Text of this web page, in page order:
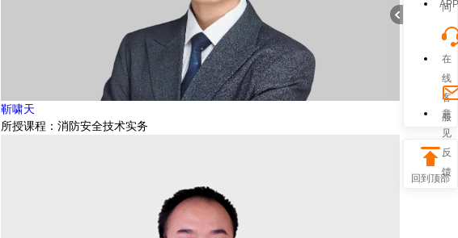
靳啸天
所授课程：消防安全技术实务
问
APP
在
线
客
服
意
见
反
馈
回到顶部
折